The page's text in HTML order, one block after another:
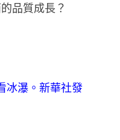
品質成長？
冰瀑。新華社發